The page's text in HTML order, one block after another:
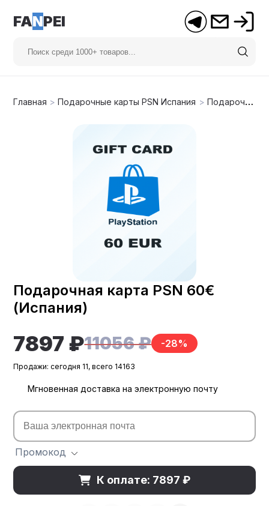
FANPEI
Главная >Подарочные карты PSN Испания >Подарочная карта PSN 60€ (Испания)
Подарочная карта PSN 60€
(Испания)
7897 ₽11056 ₽ -28%
Продажи: сегодня 11, всего 14163
Мгновенная доставка на электронную почту
Промокод
К оплате: 7897 ₽